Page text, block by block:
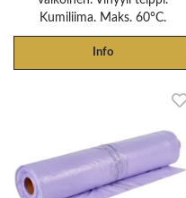
Kumiliima. Maks. 60°C.
Info